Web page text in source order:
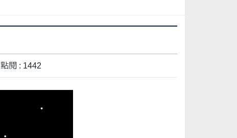
點閱 : 1442